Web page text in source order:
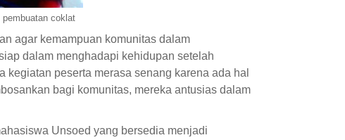
pembuatan coklat
agar kemampuan komunitas dalam
dalam menghadapi kehidupan setelah
peserta merasa senang karena ada hal
bagi komunitas, mereka antusias dalam
Unsoed yang bersedia menjadi